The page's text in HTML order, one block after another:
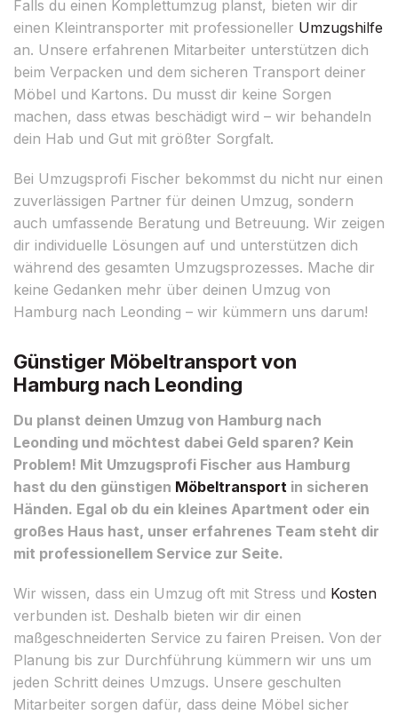
Falls du einen Komplettumzug planst, bieten wir dir
einen Kleintransporter mit professioneller Umzugshilfe
an. Unsere erfahrenen Mitarbeiter unterstützen dich
beim Verpacken und dem sicheren Transport deiner
Möbel und Kartons. Du musst dir keine Sorgen
machen, dass etwas beschädigt wird – wir behandeln
dein Hab und Gut mit größter Sorgfalt.
Bei Umzugsprofi Fischer bekommst du nicht nur einen
zuverlässigen Partner für deinen Umzug, sondern
auch umfassende Beratung und Betreuung. Wir zeigen
dir individuelle Lösungen auf und unterstützen dich
während des gesamten Umzugsprozesses. Mache dir
keine Gedanken mehr über deinen Umzug von
Hamburg nach Leonding – wir kümmern uns darum!
Günstiger Möbeltransport von
Hamburg nach Leonding
Du planst deinen Umzug von Hamburg nach
Leonding und möchtest dabei Geld sparen? Kein
Problem! Mit Umzugsprofi Fischer aus Hamburg
hast du den günstigen Möbeltransport in sicheren
Händen. Egal ob du ein kleines Apartment oder ein
großes Haus hast, unser erfahrenes Team steht dir
mit professionellem Service zur Seite.
Wir wissen, dass ein Umzug oft mit Stress und Kosten
verbunden ist. Deshalb bieten wir dir einen
maßgeschneiderten Service zu fairen Preisen. Von der
Planung bis zur Durchführung kümmern wir uns um
jeden Schritt deines Umzugs. Unsere geschulten
Mitarbeiter sorgen dafür, dass deine Möbel sicher